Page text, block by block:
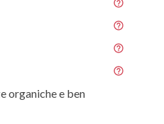
organiche e ben